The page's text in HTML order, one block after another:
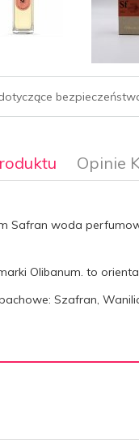
Opinie
Safran woda
Olibanum. to
Szafran,